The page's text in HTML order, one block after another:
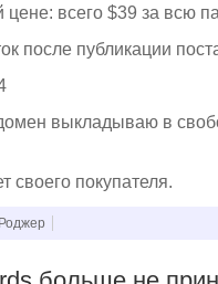
цене: всего $39 за всю
после публикации
выкладываю в
своего покупателя.